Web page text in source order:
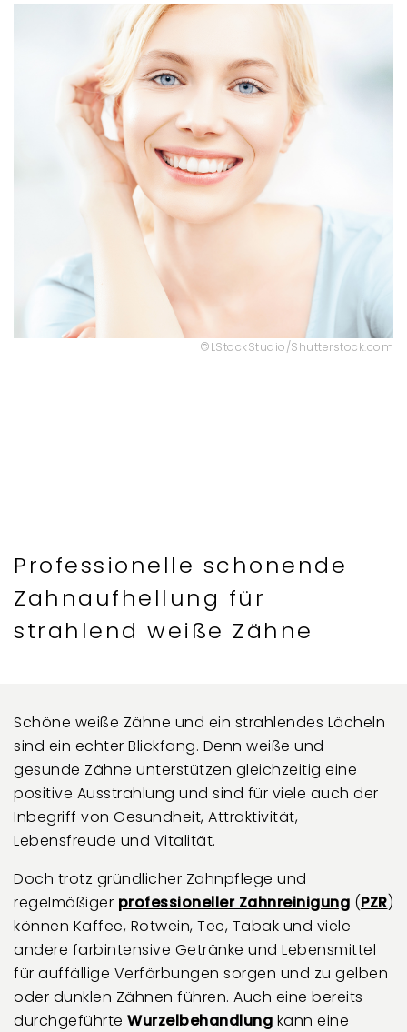
©LStockStudio/Shutterstock.com
Professionelle schonende
Zahnaufhellung für
strahlend weiße Zähne
Schöne weiße Zähne und ein strahlendes Lächeln
sind ein echter Blickfang. Denn weiße und
gesunde Zähne unterstützen gleichzeitig eine
positive Ausstrahlung und sind für viele auch der
Inbegriff von Gesundheit, Attraktivität,
Lebensfreude und Vitalität.
Doch trotz gründlicher Zahnpflege und
regelmäßiger professioneller Zahnreinigung (PZR)
können Kaffee, Rotwein, Tee, Tabak und viele
andere farbintensive Getränke und Lebensmittel
für auffällige Verfärbungen sorgen und zu gelben
oder dunklen Zähnen führen. Auch eine bereits
durchgeführte Wurzelbehandlung kann eine